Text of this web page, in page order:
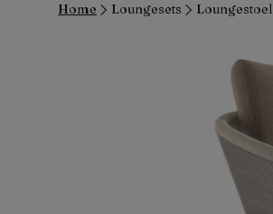
Home Loungesets Loungestoel